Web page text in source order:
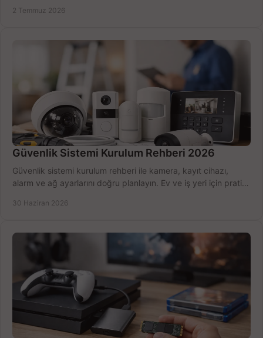
2 Temmuz 2026
Güvenlik Sistemi Kurulum Rehberi 2026
Güvenlik sistemi kurulum rehberi ile kamera, kayıt cihazı,
alarm ve ağ ayarlarını doğru planlayın. Ev ve iş yeri için pratik
30 Haziran 2026